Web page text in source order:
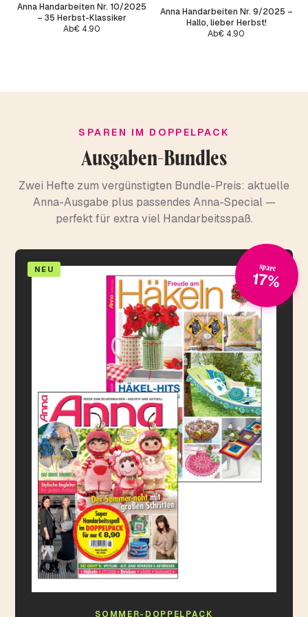
Anna Handarbeiten Nr. 10/2025
– 35 Herbst-Klassiker
Ab€ 4.90
Anna Handarbeiten Nr. 9/2025 –
Hallo, lieber Herbst!
Ab€ 4.90
SPAREN IM DOPPELPACK
Ausgaben-Bundles
Zwei Hefte zum vergünstigten Bundle-Preis: aktuelle
Anna-Ausgabe plus passendes Anna-Special —
perfekt für extra viel Handarbeitsspaß.
NEU spare
17%
SOMMER-DOPPELPACK